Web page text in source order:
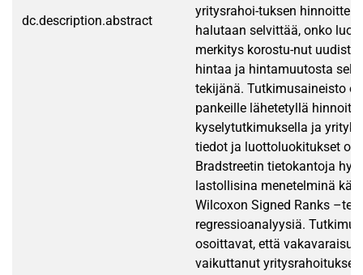
dc.description.abstract
yritysrahoi-tuksen
halutaan selvittää, onko
merkitys korostu-nut
hintaa ja hintamuutosta
tekijänä. Tutkimusaineisto
pankeille lähetetyllä
kyselytutkimuksella ja
tiedot ja luottoluokitukset on
Bradstreetin tietokantoja
lastollisina menetelminä
Wilcoxon Signed Ranks
regressioanalyysiä.
osoittavat, että
vaikuttanut